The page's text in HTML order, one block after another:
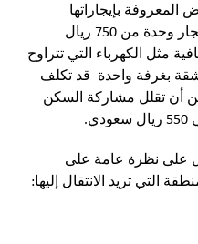
المعروفة بإيجاراتها
السكنية المرتفعة، وتبدأ تكلفة ايجار وحدة من 750 ريال
مثل الكهرباء التي تتراوح
سعودي. شقة بغرفة واحدة قد تكلف
ويمكن أن تقلل مشاركة السكن
على نظرة عامة على
التي تريد الانتقال إليها: